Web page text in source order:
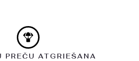
PREČU ATGRIEŠANA